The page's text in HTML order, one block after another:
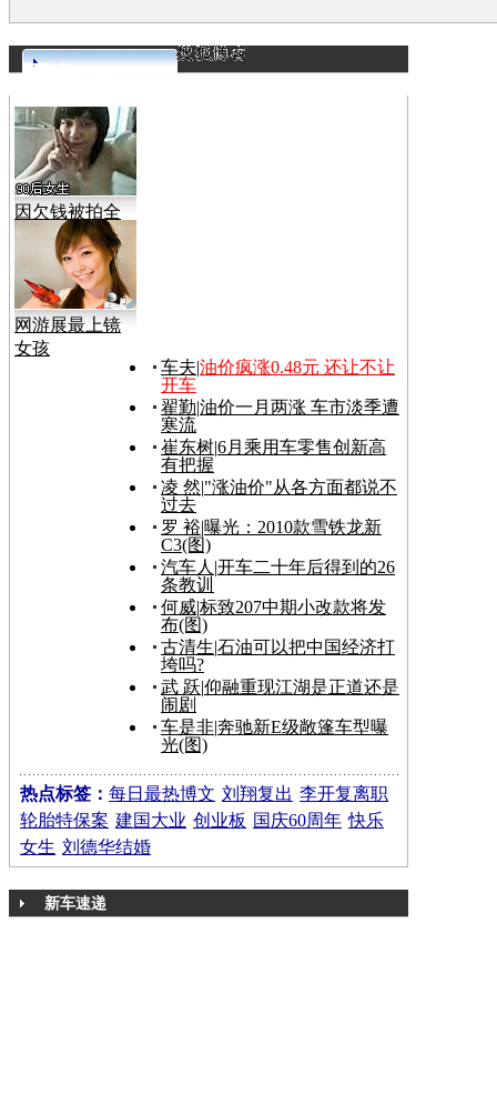
更多>>
因欠钱被拍全
裸视频
网游展最上镜
女孩
车夫|油价疯涨0.48元 还让不让
开车
翟勤|油价一月两涨 车市淡季遭
寒流
崔东树|6月乘用车零售创新高
有把握
凌 然|"涨油价"从各方面都说不
过去
罗 裕|曝光：2010款雪铁龙新
C3(图)
汽车人 |开车二十年后得到的26
条教训
何威|标致207中期小改款将发
布(图)
古清生|石油可以把中国经济打
垮吗?
武 跃|仰融重现江湖是正道还是
闹剧
车是非|奔驰新E级敞篷车型曝
光(图)
热点标签： 每日最热博文 刘翔复出 李开复离职
轮胎特保案 建国大业 创业板 国庆60周年 快乐
女生 刘德华结婚
新车速递